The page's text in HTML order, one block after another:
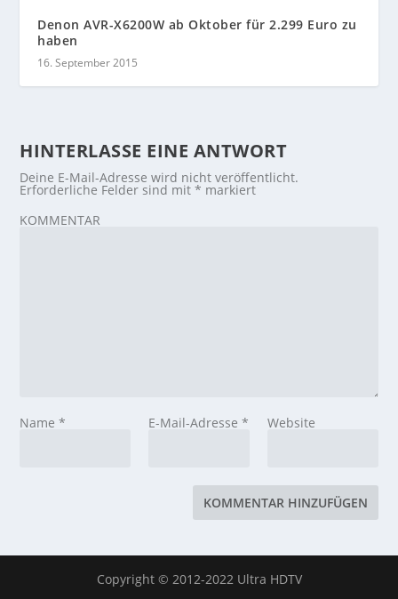
Denon AVR-X6200W ab Oktober für 2.299 Euro zu
haben
16. September 2015
HINTERLASSE EINE ANTWORT
Deine E-Mail-Adresse wird nicht veröffentlicht.
Erforderliche Felder sind mit* markiert
KOMMENTAR
Name* E-Mail-Adresse * Website
Copyright © 2012-2022 Ultra HDTV